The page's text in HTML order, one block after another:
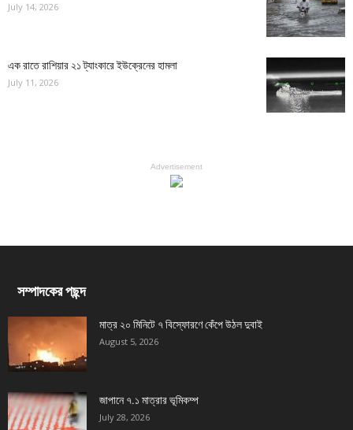
July 14, 2026
এক রাতে রাশিয়ার ২১ ট্যাংকারে ইউক্রেনের হামলা
July 11, 2026
Advertisement
সম্পাদকের পছন্দ
মাত্র ২০ মিনিটে ৭ বিস্ফোরণে কেঁপে উঠল দুবাই
August 5, 2026
জাপানে ৭.১ মাত্রার ভূমিকম্প
July 28, 2026